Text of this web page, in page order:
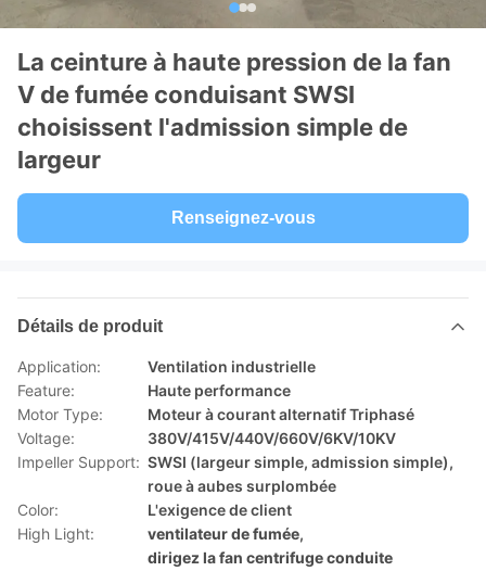
La ceinture à haute pression de la fan
V de fumée conduisant SWSI
choisissent l'admission simple de
largeur
Renseignez-vous
Détails de produit
Application:
Ventilation industrielle
Feature:
Haute performance
Motor Type:
Moteur à courant alternatif Triphasé
Voltage:
380V/415V/440V/660V/6KV/10KV
Impeller Support: SWSI (largeur simple, admission simple),
roue à aubes surplombée
Color:
L'exigence de client
High Light:
ventilateur de fumée,
dirigez la fan centrifuge conduite